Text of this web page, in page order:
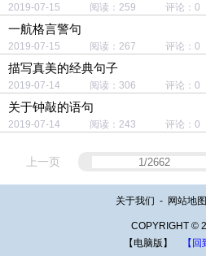
2019-07-15 阅读：259 评论：0
一航格言警句
2019-07-15 阅读：267 评论：0
描写真美的经典句子
2019-07-14 阅读：306 评论：0
关于钟敲的语句
2019-07-14 阅读：243 评论：0
上一页
关于我们 - 网站地图
COPYRIGHT ©
【电脑版】
【回